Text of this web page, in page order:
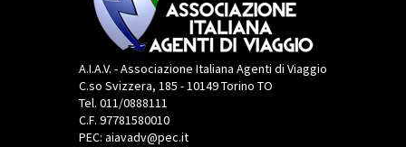
A.I.A.V. - Associazione Italiana Agenti di Viaggio
C.so Svizzera, 185 - 10149 Torino TO
Tel. 011/0888111
C.F. 97781580010
PEC: aiavadv@pec.it